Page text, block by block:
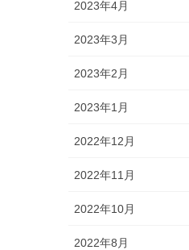
2023年4月
2023年3月
2023年2月
2023年1月
2022年12月
2022年11月
2022年10月
2022年8月